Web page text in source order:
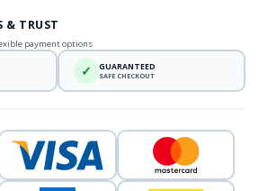
& TRUST
payment options
✓ GUARANTEED
SAFE CHECKOUT